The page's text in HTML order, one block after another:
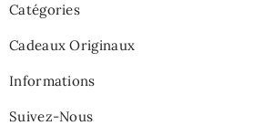
Catégories
Cadeaux Originaux
Informations
Suivez-Nous